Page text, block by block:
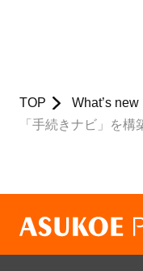
TOP What’s new
「手続きナビ」を